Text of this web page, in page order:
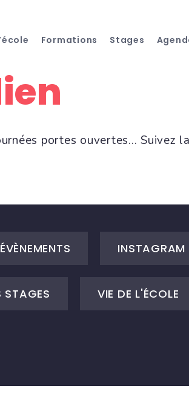
Formations Stages
portes ouvertes... Suivez
ÉVÈNEMENTS INSTAGRAM
STAGES VIE DE L'ÉCOLE